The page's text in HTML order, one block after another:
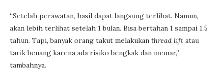
“Setelah perawatan, hasil dapat langsung terlihat. Namun,
akan lebih terlihat setelah 1 bulan. Bisa bertahan 1 sampai 1,5
tahun. Tapi, banyak orang takut melakukan thread lift atau
tarik benang karena ada risiko bengkak dan memar,”
tambahnya.